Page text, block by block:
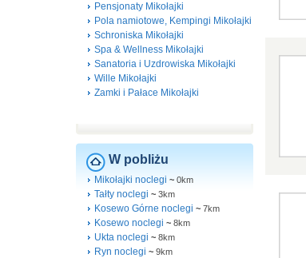
Pensjonaty Mikołajki
Pola namiotowe, Kempingi Mikołajki
Schroniska Mikołajki
Spa & Wellness Mikołajki
Sanatoria i Uzdrowiska Mikołajki
Wille Mikołajki
Zamki i Pałace Mikołajki
W pobliżu
Mikołajki noclegi ~ 0km
Tałty noclegi ~ 3km
Kosewo Górne noclegi ~ 7km
Kosewo noclegi ~ 8km
Ukta noclegi ~ 8km
Ryn noclegi ~ 9km